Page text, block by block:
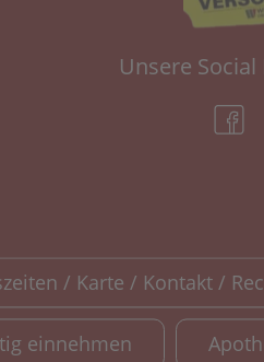
Unsere
/ Karte / Kontakt /
einnehmen